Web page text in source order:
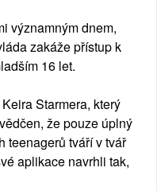
významným dnem,
zakáže přístup k
16 let.
Starmera, který
že pouze úplný
teenagerů tváří v tvář
aplikace navrhli tak,